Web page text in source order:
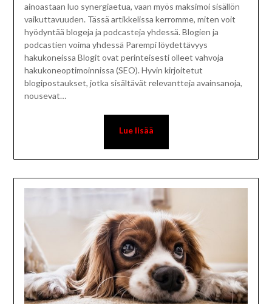
ainoastaan luo synergiaetua, vaan myös maksimoi sisällön
vaikuttavuuden. Tässä artikkelissa kerromme, miten voit
hyödyntää blogeja ja podcasteja yhdessä. Blogien ja
podcastien voima yhdessä Parempi löydettävyys
hakukoneissa Blogit ovat perinteisesti olleet vahvoja
hakukoneoptimoinnissa (SEO). Hyvin kirjoitetut
blogipostaukset, jotka sisältävät relevantteja avainsanoja,
nousevat…